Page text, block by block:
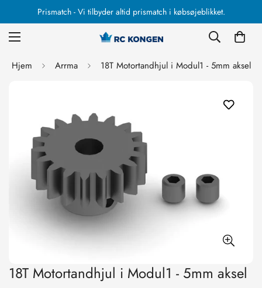
Prismatch - Vi tilbyder altid prismatch i købsøjeblikket.
Hjem Arrma 18T Motortandhjul i Modul1 - 5mm aksel
18T Motortandhjul i Modul1 - 5mm aksel